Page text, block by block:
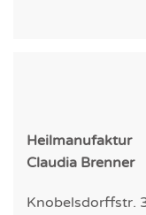
Heilmanufaktur
Claudia Brenner
Knobelsdorffstr.